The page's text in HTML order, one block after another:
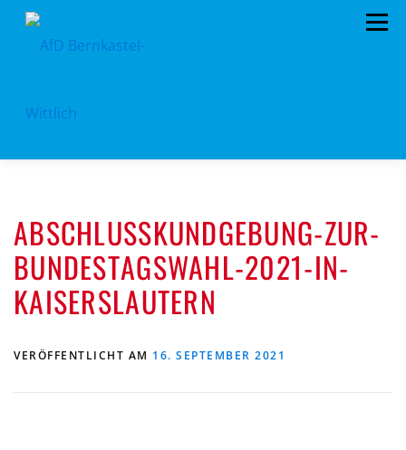
Zum
Menü
KONTAKT MITGLIED WERDEN SPENDEN
IMPRESSUM
ABSCHLUSSKUNDGEBUNG-ZUR-
BUNDESTAGSWAHL-2021-IN-
KAISERSLAUTERN
VERÖFFENTLICHT AM 16. SEPTEMBER 2021